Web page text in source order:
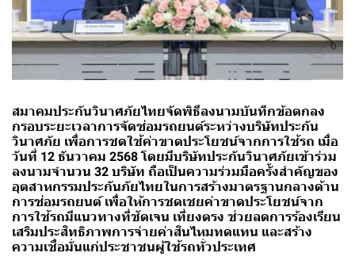
สมาคมประกันวินาศภัยไทยจัดพิธีลงนามบันทึกข้อตกลง
กรอบระยะเวลาการจัดซ่อมรถยนต์ระหว่างบริษัทประกัน
วินาศภัย เพื่อการชดใช้ค่าขาดประโยชน์จากการใช้รถ เมื่อ
วันที่ 12 ธันวาคม 2568 โดยมีบริษัทประกันวินาศภัยเข้าร่วม
ลงนามจำนวน 32 บริษัท ถือเป็นความร่วมมือครั้งสำคัญของ
อุตสาหกรรมประกันภัยไทยในการสร้างมาตรฐานกลางด้าน
การซ่อมรถยนต์ เพื่อให้การชดเชยค่าขาดประโยชน์จาก
การใช้รถมีแนวทางที่ชัดเจน เที่ยงตรง ช่วยลดการร้องเรียน
เสริมประสิทธิภาพการจ่ายค่าสินไหมทดแทน และสร้าง
ความเชื่อมั่นแก่ประชาชนผู้ใช้รถทั่วประเทศ